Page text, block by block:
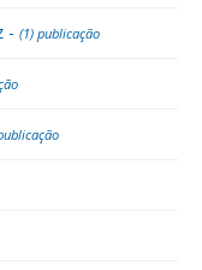
- (1) publicação